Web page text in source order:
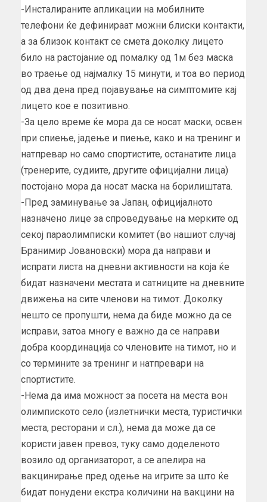
-Инсталираните апликации на мобилните
телефони ќе дефинираат можни блиски контакти,
а за близок контакт се смета доколку лицето
било на растојание од помалку од 1м без маска
во траење од најмалку 15 минути, и тоа во период
од два дена пред појавување на симптомите кај
лицето кое е позитивно.
-За цело време ќе мора да се носат маски, освен
при спиење, јадење и пиење, како и на тренинг и
натпревар но само спортистите, останатите лица
(тренерите, судиите, другите официјални лица)
постојано мора да носат маска на борилиштата.
-Пред заминување за Јапан, официјалното
назначено лице за спроведување на мерките од
секој параолимписки комитет (во нашиот случај
Бранимир Јовановски) мора да направи и
испрати листа на дневни активности на која ќе
бидат назначени местата и сатниците на дневните
движења на сите членови на тимот. Доколку
нешто се пропушти, нема да биде можно да се
исправи, затоа многу е важно да се направи
добра координација со членовите на тимот, но и
со термините за тренинг и натпревари на
спортистите.
-Нема да има можност за посета на места вон
олимпиското село (излетнички места, туристички
места, ресторани и сл.), нема да може да се
користи јавен превоз, туку само доделеното
возило од организаторот, а се апелира на
вакцинирање пред одење на игрите за што ќе
бидат понудени екстра количини на вакцини на